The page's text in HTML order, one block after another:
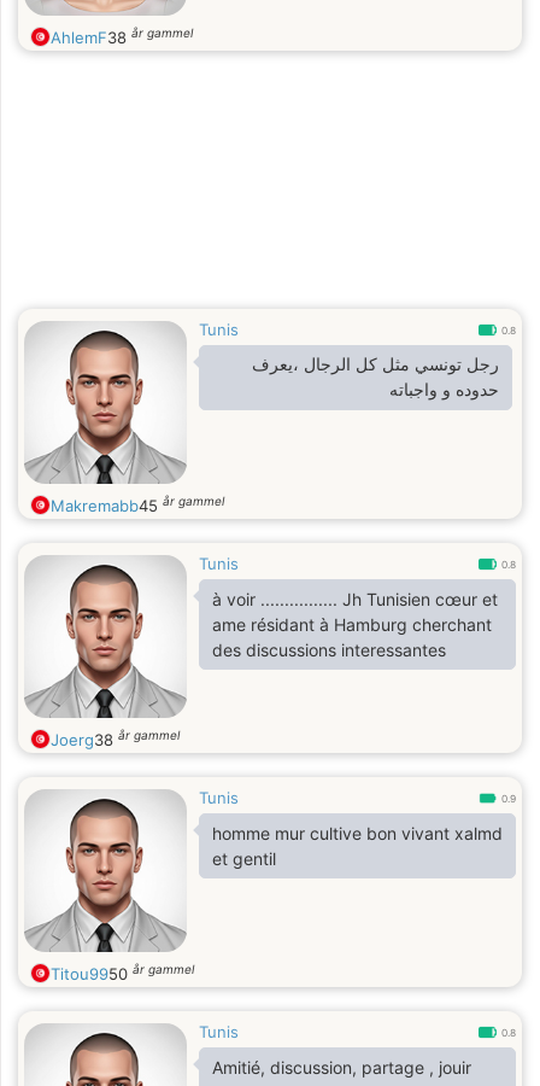
AhlemF38 år gammel
Tunis 0.8
رجل تونسي مثل كل الرجال ،يعرف
حدوده و واجباته
Makremabb45 år gammel
Tunis 0.8
à voir ................ Jh Tunisien cœur et
ame résidant à Hamburg cherchant
des discussions interessantes
Joerg38 år gammel
Tunis 0.9
homme mur cultive bon vivant xalmd
et gentil
Titou9950 år gammel
Tunis 0.8
Amitié, discussion, partage , jouir